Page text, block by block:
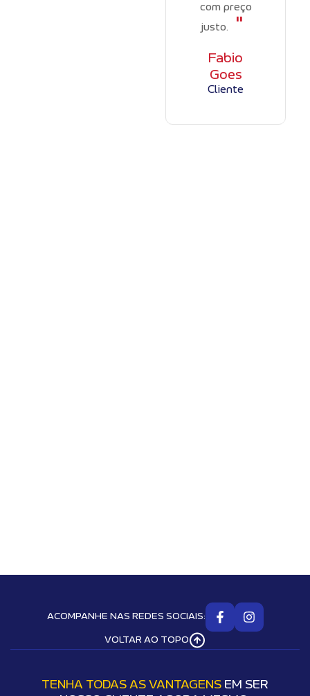
com preço
justo.
"
Fabio
Goes
Cliente
ACOMPANHE NAS REDES SOCIAIS:
VOLTAR AO TOPO
TENHA TODAS AS VANTAGENS EM SER